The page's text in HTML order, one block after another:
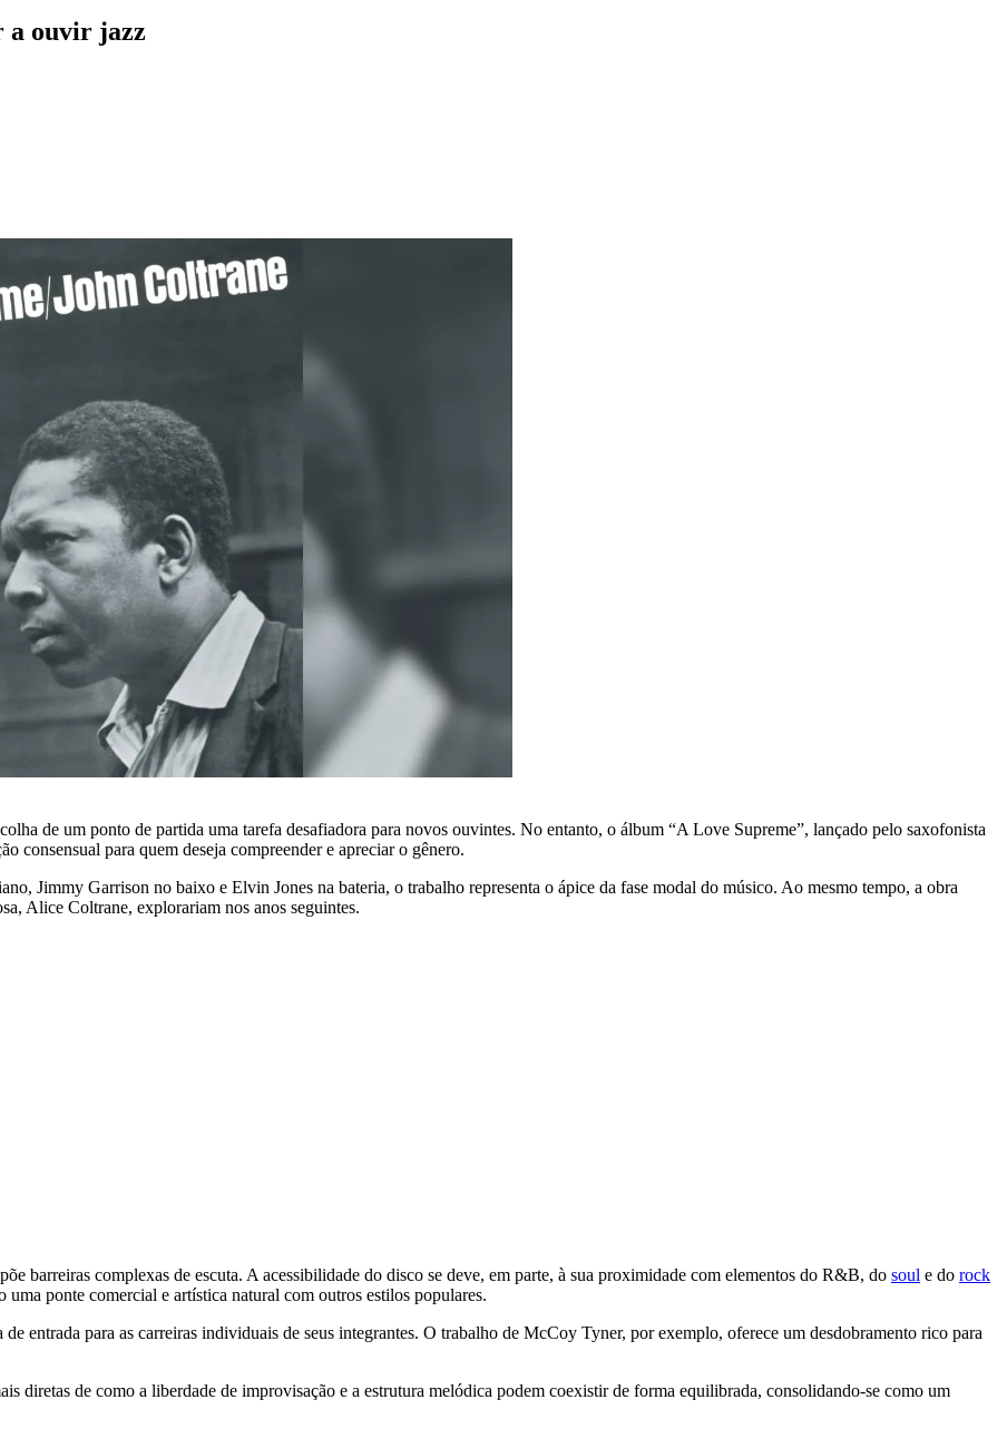
a ouvir jazz
de um ponto de partida uma tarefa desafiadora para novos ouvintes. No entanto, o álbum “A Love Supreme”, lançado pelo saxofonista
consensual para quem deseja compreender e apreciar o gênero.
Jimmy Garrison no baixo e Elvin Jones na bateria, o trabalho representa o ápice da fase modal do músico. Ao mesmo tempo, a obra
Alice Coltrane, explorariam nos anos seguintes.
barreiras complexas de escuta. A acessibilidade do disco se deve, em parte, à sua proximidade com elementos do R&B, do soul e do rock
uma ponte comercial e artística natural com outros estilos populares.
entrada para as carreiras individuais de seus integrantes. O trabalho de McCoy Tyner, por exemplo, oferece um desdobramento rico para
diretas de como a liberdade de improvisação e a estrutura melódica podem coexistir de forma equilibrada, consolidando-se como um